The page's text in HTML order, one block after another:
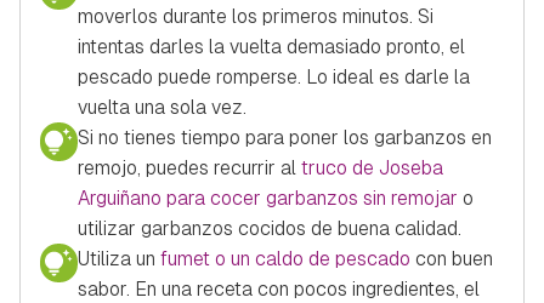
moverlos durante los primeros minutos. Si
intentas darles la vuelta demasiado pronto, el
pescado puede romperse. Lo ideal es darle la
vuelta una sola vez.
Si no tienes tiempo para poner los garbanzos en
remojo, puedes recurrir altruco de Joseba
Arguiñano para cocer garbanzos sin remojar o
utilizar garbanzos cocidos de buena calidad.
Utiliza un fumet o un caldo de pescado con buen
sabor. En una receta con pocos ingredientes, el